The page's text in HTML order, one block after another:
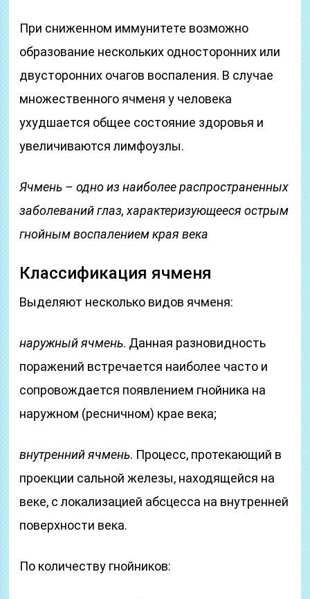
При сниженном иммунитете возможно
образование нескольких односторонних или
двусторонних очагов воспаления. В случае
множественного ячменя у человека
ухудшается общее состояние здоровья и
увеличиваются лимфоузлы.
Ячмень – одно из наиболее распространенных
заболеваний глаз, характеризующееся острым
гнойным воспалением края века
Классификация ячменя
Выделяют несколько видов ячменя:
наружный ячмень. Данная разновидность
поражений встречается наиболее часто и
сопровождается появлением гнойника на
наружном (ресничном) крае века;
внутренний ячмень. Процесс, протекающий в
проекции сальной железы, находящейся на
веке, с локализацией абсцесса на внутренней
поверхности века.
По количеству гнойников: